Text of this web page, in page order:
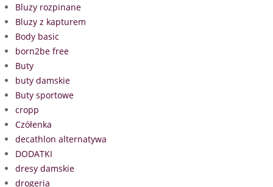
Bluzy rozpinane
Bluzy z kapturem
Body basic
born2be free
Buty
buty damskie
Buty sportowe
cropp
Czółenka
decathlon alternatywa
DODATKI
dresy damskie
drogeria